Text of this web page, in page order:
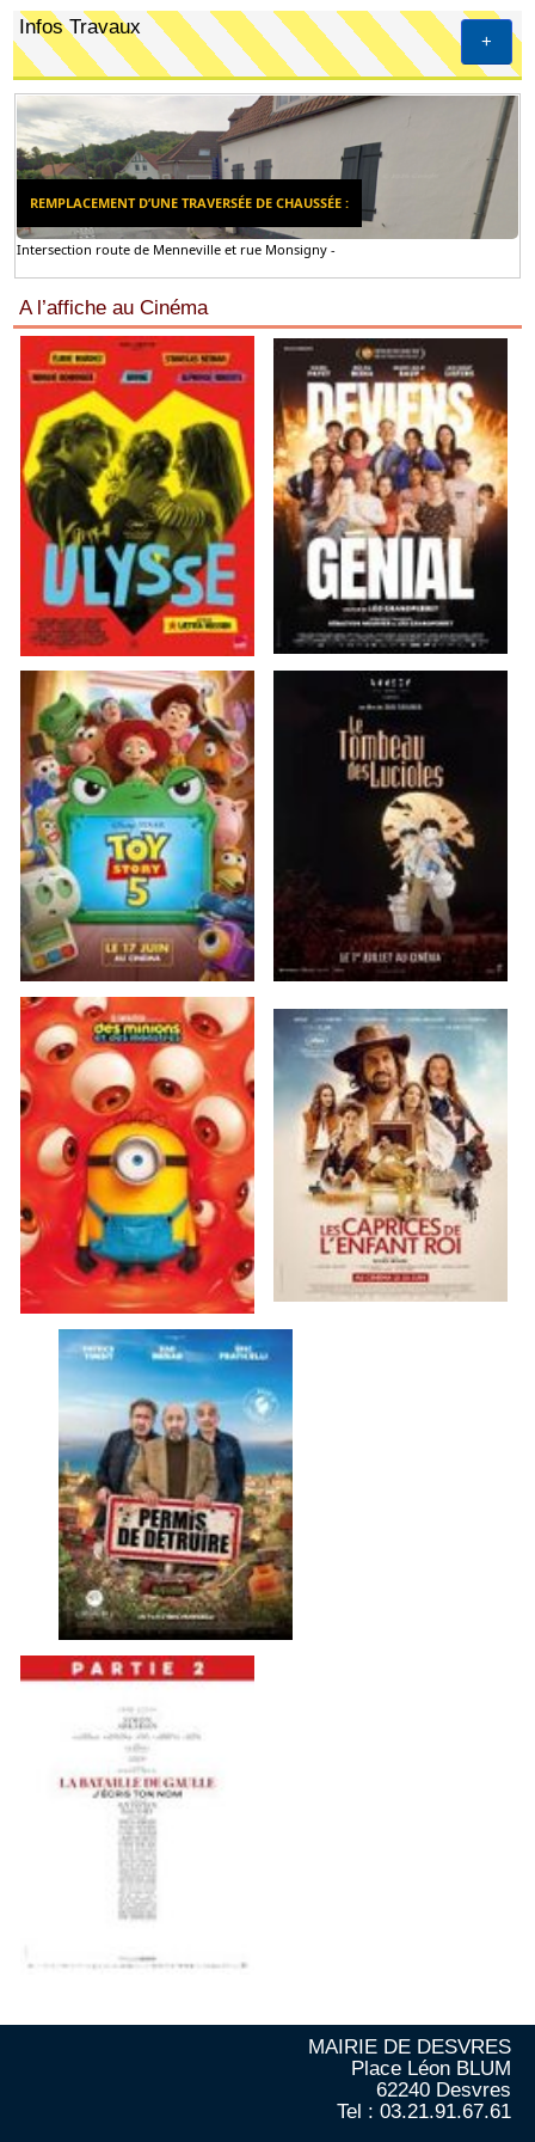
+
Infos Travaux
REMPLACEMENT D’UNE TRAVERSÉE DE CHAUSSÉE :
Intersection route de Menneville et rue Monsigny -
A l’affiche au Cinéma
MAIRIE DE DESVRES
Place Léon BLUM
62240 Desvres
Tel : 03.21.91.67.61